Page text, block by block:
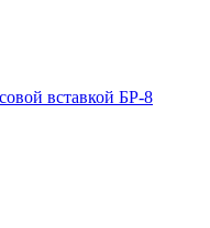
вставкой БР-8